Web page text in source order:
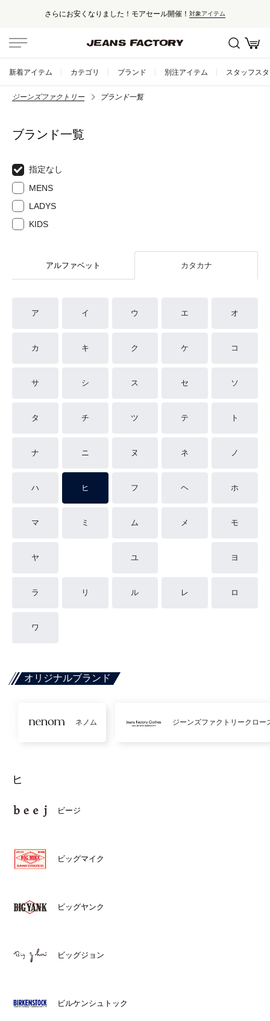
さらにお安くなりました！モアセール開催！ 対象アイテム
新着アイテム カテゴリ ブランド 別注アイテム スタッフス
ジーンズファクトリー ブランド一覧
ブランド一覧
指定なし
MENS
LADYS
KIDS
アルファベット カタカナ
ア イ ウ エ オ
カ キ ク ケ コ
サ シ ス セ ソ
タ チ ツ テ ト
ナ ニ ヌ ネ ノ
ハ ヒ フ ヘ ホ
マ ミ ム メ モ
ヤ ユ ヨ
ラ リ ル レ ロ
ワ
オリジナルブランド
ネノム ジーンズファクトリークロー
ヒ
ビージ
ビッグマイク
ビッグヤンク
ビッグジョン
ビルケンシュトック